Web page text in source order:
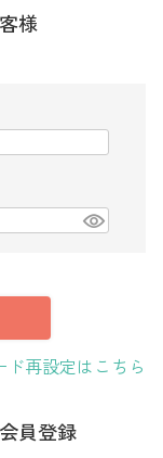
様
ド再設定はこちら
員登録